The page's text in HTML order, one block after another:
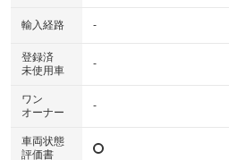
輸入経路 -
登録済
未使用車
-
ワン
オーナー
-
車両状態
評価書